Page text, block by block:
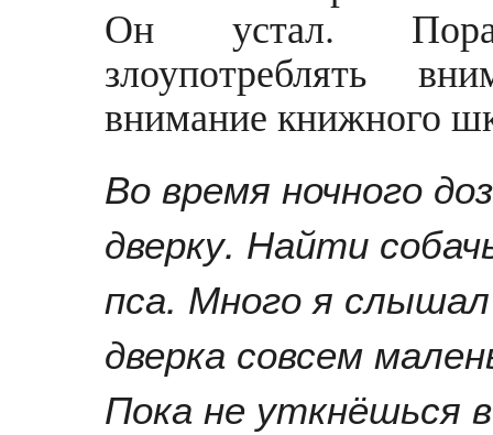
Он устал. Пора
злоупотреблять
внимание книжного
Во время ночного
дверку. Найти
пса. Много я слышал
дверка совсем
Пока не уткнёшься